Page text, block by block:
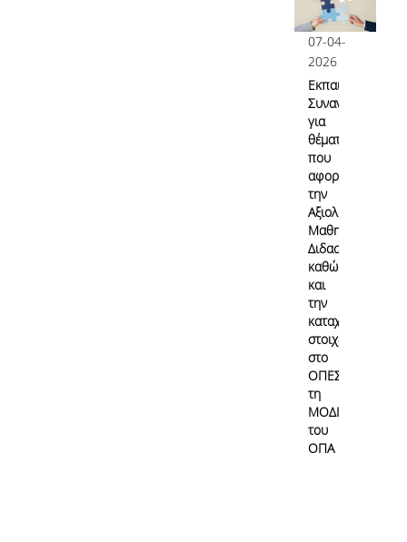
07-04-
2026
Εκπαιδευτικές
Συναντήσεις
για
θέματα
που
αφορούν
την
Αξιολόγηση
Μαθημάτων/
Διδασκαλίας
καθώς
και
την
καταχώρηση
στοιχείων
στο
ΟΠΕΣΠ από
τη
ΜΟΔΙΠ
του
ΟΠΑ